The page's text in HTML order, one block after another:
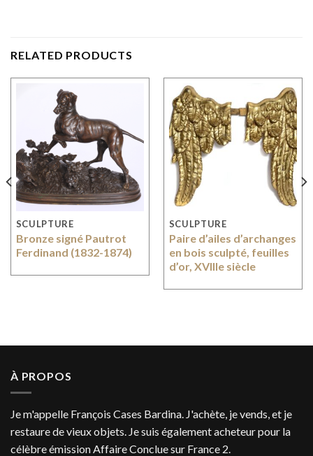
RELATED PRODUCTS
SCULPTURE
Bronze signé Pautrot
Ferdinand (1832-1874)
SCULPTURE
Paire d’ailes d’archanges
en bois sculpté, feuilles
d’or, XVIIIe siècle
À PROPOS
Je m'appelle François Cases Bardina. J'achète, je vends, et je
restaure de vieux objets. Je suis également acheteur pour la
célèbre émission Affaire Conclue sur France 2.